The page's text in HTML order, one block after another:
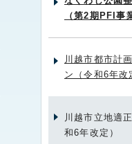
（第2期PFI事
川越市都市計
ン（令和6年改
川越市立地適
和6年改定）